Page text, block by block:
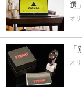
選」
オ
オ